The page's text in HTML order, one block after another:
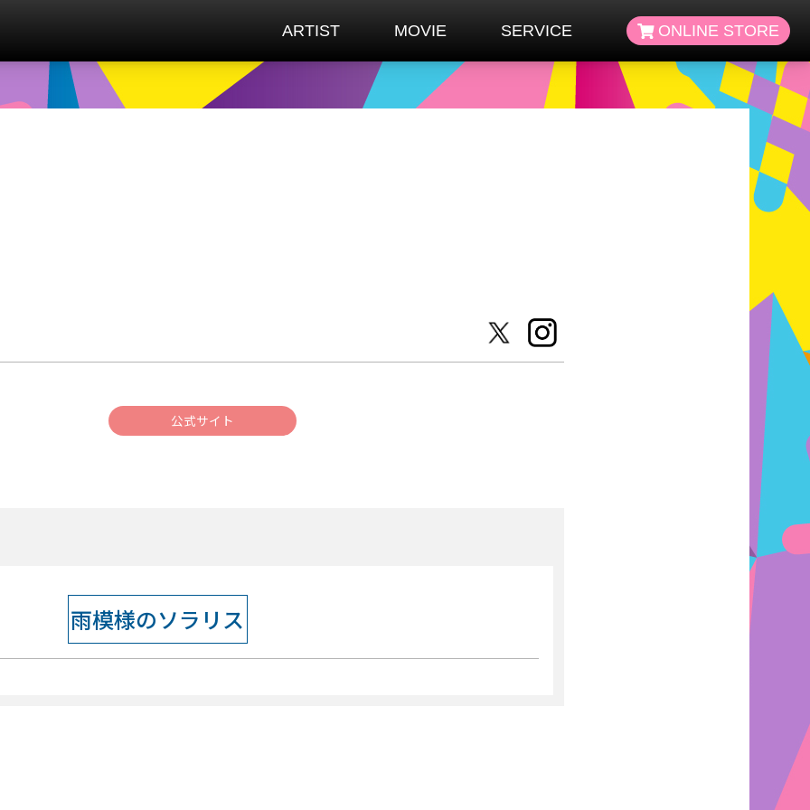
ARTIST MOVIE SERVICE ONLINE STORE
公式サイト
雨模様のソラリス